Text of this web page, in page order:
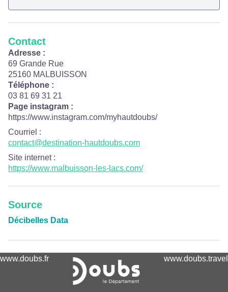
Contact
Adresse :
69 Grande Rue
25160 MALBUISSON
Téléphone :
03 81 69 31 21
Page instagram :
https://www.instagram.com/myhautdoubs/
Courriel :
contact@destination-hautdoubs.com
Site internet:
https://www.malbuisson-les-lacs.com/
Source
Décibelles Data
www.doubs.fr www.doubs.travel